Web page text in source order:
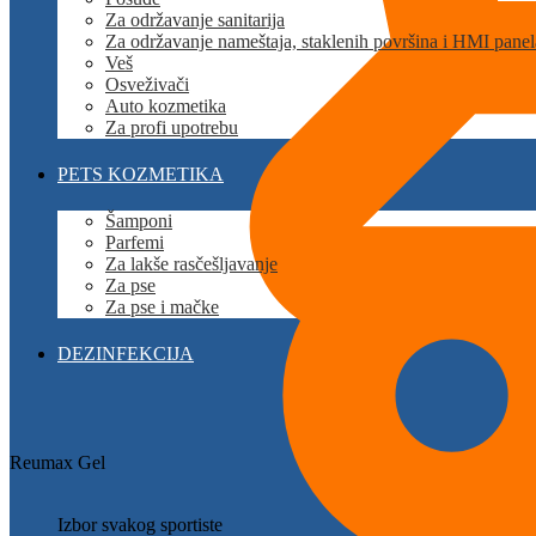
Za održavanje sanitarija
Za održavanje nameštaja, staklenih površina i HMI
Veš
Osveživači
Auto kozmetika
Za profi upotrebu
PETS KOZMETIKA
Šamponi
Parfemi
Za lakše rasčešljavanje
Za pse
Za pse i mačke
DEZINFEKCIJA
Reumax Gel
Izbor svakog sportiste